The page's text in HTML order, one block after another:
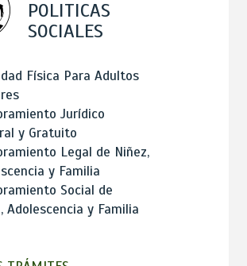
POLITICAS
SOCIALES
Física Para Adultos
Jurídico
y Gratuito
Legal de Niñez,
y Familia
Social de
Adolescencia y Familia